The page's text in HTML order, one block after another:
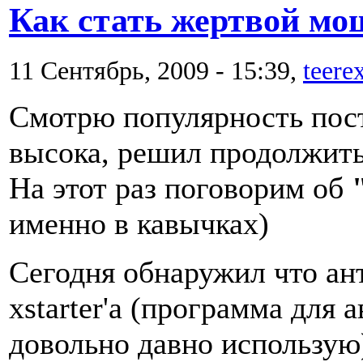
Как стать жертвой
11 Сентябрь, 2009 - 15:39,
Смотрю популярность
высока, решил
На этот раз поговорим об
именно в кавычках)
Сегодня обнаружил что
xstarter'а (программа для
довольно давно